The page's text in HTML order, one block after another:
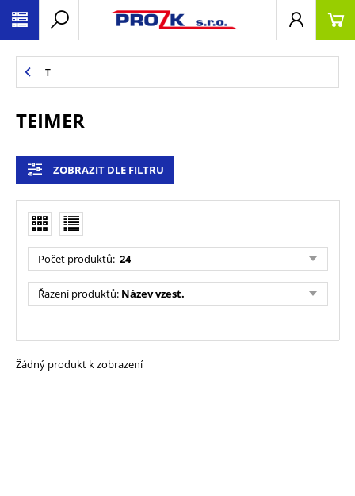
T
TEIMER
ZOBRAZIT DLE FILTRU
Počet produktů: 24
Řazení produktů: Název vzest.
Žádný produkt k zobrazení